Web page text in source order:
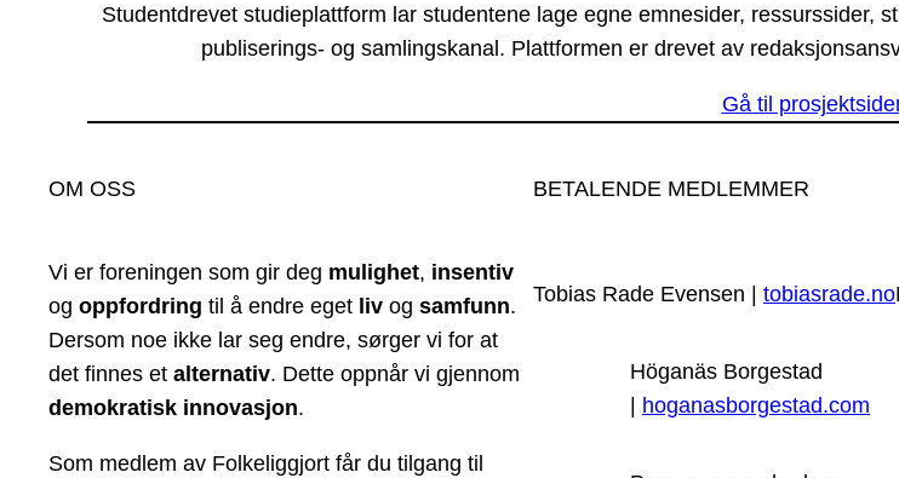
Studentdrevet studieplattform lar studentene lage egne emnesider, ressurssider,
publiserings- og samlingskanal. Plattformen er drevet av
Gå til
OM OSS
Vi er foreningen som gir deg mulighet, insentiv
og oppfordring til å endre eget liv og samfunn.
Dersom noe ikke lar seg endre, sørger vi for at
det finnes et alternativ. Dette oppnår vi gjennom
demokratisk innovasjon.
Som medlem av Folkeliggjort får du tilgang til
BETALENDE MEDLEMMER
Tobias Rade Evensen | tobiasrade.no
Höganäs Borgestad
| hoganasborgestad.com